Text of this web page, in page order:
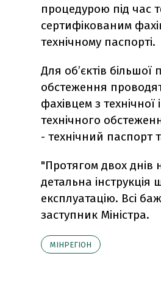
процедурою під час
сертифікованим
технічному паспорті.
Для об’єктів більшої
обстеження
фахівцем з
технічного
- технічний паспорт
"Протягом двох днів
детальна
експлуатацію. Всі
заступник Міністра.
МІНРЕГІОН